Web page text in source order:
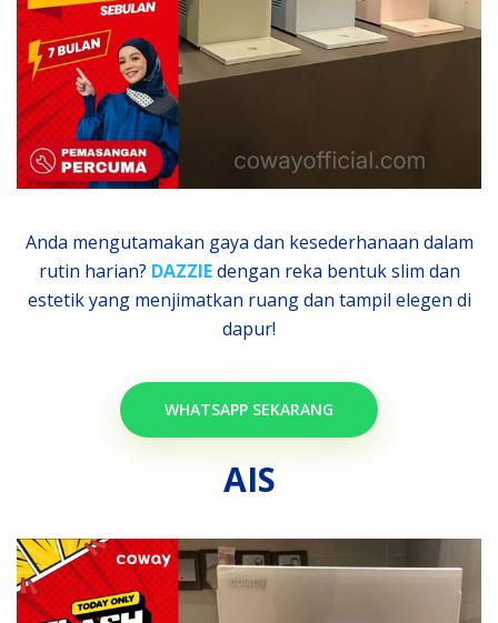
Anda mengutamakan gaya dan kesederhanaan dalam
rutin harian? DAZZIEdengan reka bentuk slim dan
estetik yang menjimatkan ruang dan tampil elegen di
dapur!
WHATSAPP SEKARANG
AIS